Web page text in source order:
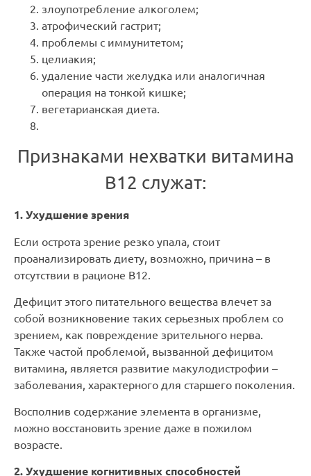
злоупотребление алкоголем;
атрофический гастрит;
проблемы с иммунитетом;
целиакия;
удаление части желудка или аналогичная
операция на тонкой кишке;
вегетарианская диета.
Признаками нехватки витамина
В12 служат:
1. Ухудшение зрения
Если острота зрение резко упала, стоит
проанализировать диету, возможно, причина – в
отсутствии в рационе В12.
Дефицит этого питательного вещества влечет за
собой возникновение таких серьезных проблем со
зрением, как повреждение зрительного нерва.
Также частой проблемой, вызванной дефицитом
витамина, является развитие макулодистрофии –
заболевания, характерного для старшего поколения.
Восполнив содержание элемента в организме,
можно восстановить зрение даже в пожилом
возрасте.
2. Ухудшение когнитивных способностей